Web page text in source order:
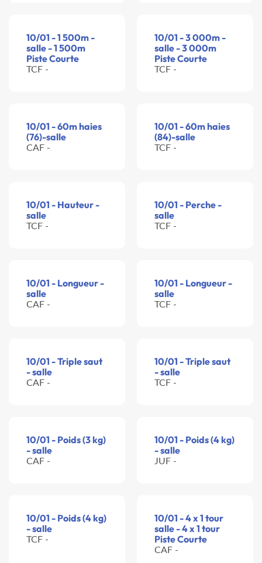
10/01 - 1 500m -
salle - 1 500m
Piste Courte
TCF -
10/01 - 3 000m -
salle - 3 000m
Piste Courte
TCF -
10/01 - 60m haies
(76)-salle
CAF -
10/01 - 60m haies
(84)-salle
TCF -
10/01 - Hauteur -
salle
TCF -
10/01 - Perche -
salle
TCF -
10/01 - Longueur -
salle
CAF -
10/01 - Longueur -
salle
TCF -
10/01 - Triple saut
- salle
CAF -
10/01 - Triple saut
- salle
TCF -
10/01 - Poids (3 kg)
- salle
CAF -
10/01 - Poids (4 kg)
- salle
JUF -
10/01 - Poids (4 kg)
- salle
TCF -
10/01 - 4 x 1 tour
salle - 4 x 1 tour
Piste Courte
CAF -